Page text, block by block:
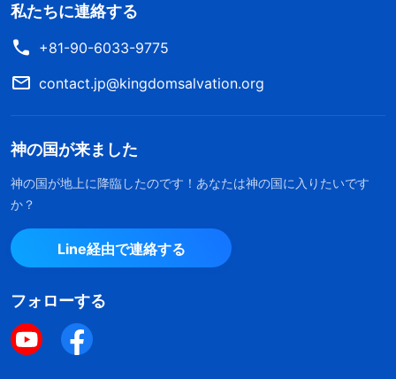
私たちに連絡する
+81-90-6033-9775
contact.jp@kingdomsalvation.org
神の国が来ました
神の国が地上に降臨したのです！あなたは神の国に入りたいです
か？
Line経由で連絡する
フォローする